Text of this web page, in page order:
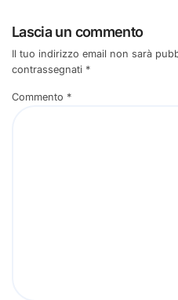
Lascia un commento
Il tuo indirizzo email non sarà
contrassegnati *
Commento *